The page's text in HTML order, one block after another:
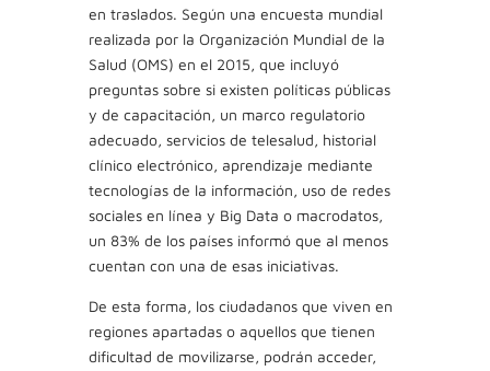
en traslados. Según una encuesta mundial
realizada por la Organización Mundial de la
Salud (OMS) en el 2015, que incluyó
preguntas sobre si existen políticas públicas
y de capacitación, un marco regulatorio
adecuado, servicios de telesalud, historial
clínico electrónico, aprendizaje mediante
tecnologías de la información, uso de redes
sociales en línea y Big Data o macrodatos,
un 83% de los países informó que al menos
cuentan con una de esas iniciativas.
De esta forma, los ciudadanos que viven en
regiones apartadas o aquellos que tienen
dificultad de movilizarse, podrán acceder,